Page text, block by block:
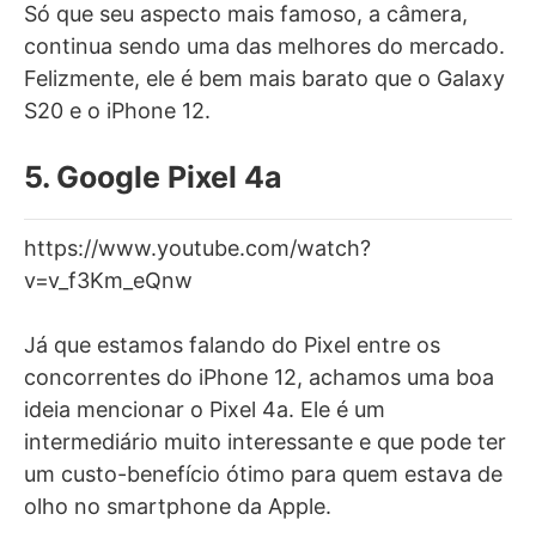
Só que seu aspecto mais famoso, a câmera,
continua sendo uma das melhores do mercado.
Felizmente, ele é bem mais barato que o Galaxy
S20 e o iPhone 12.
5. Google Pixel 4a
https://www.youtube.com/watch?
v=v_f3Km_eQnw
Já que estamos falando do Pixel entre os
concorrentes do iPhone 12, achamos uma boa
ideia mencionar o Pixel 4a. Ele é um
intermediário muito interessante e que pode ter
um custo-benefício ótimo para quem estava de
olho no smartphone da Apple.